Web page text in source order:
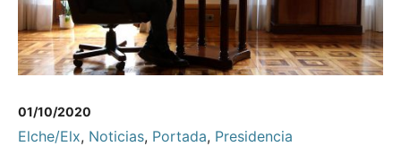
01/10/2020
Elche/Elx, Noticias, Portada, Presidencia